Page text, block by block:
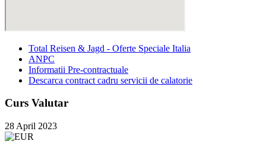
Total Reisen & Jagd - Oferte Speciale Italia
ANPC
Informatii Pre-contractuale
Descarca contract cadru servicii de calatorie
Curs Valutar
28 April 2023